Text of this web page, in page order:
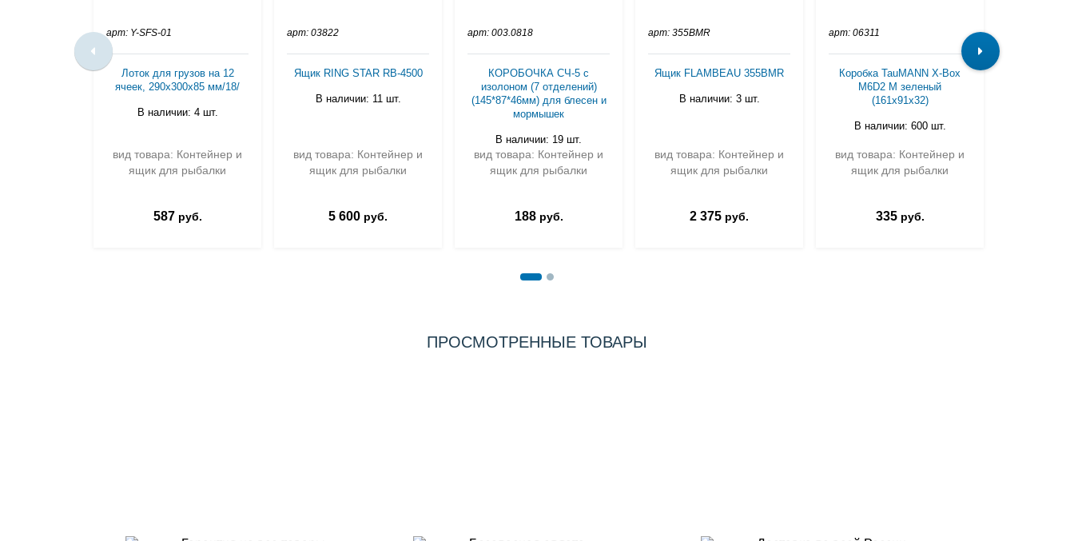
арт: Y-SFS-01
Лоток для грузов на 12
ячеек, 290х300х85 мм/18/
В наличии: 4 шт.
вид товара: Контейнер и
ящик для рыбалки
587руб.
арт: 03822
Ящик RING STAR RB-4500
В наличии: 11 шт.
вид товара: Контейнер и
ящик для рыбалки
5 600 руб.
арт: 003.0818
КОРОБОЧКА СЧ-5 с
изолоном (7 отделений)
(145*87*46мм) для блесен и
мормышек
В наличии: 19 шт.
вид товара: Контейнер и
ящик для рыбалки
188руб.
арт: 355BMR
Ящик FLAMBEAU 355BMR
В наличии: 3 шт.
вид товара: Контейнер и
ящик для рыбалки
2 375 руб.
арт: 06311
Коробка TauMANN X-Box
M6D2 M зеленый
(161x91x32)
В наличии: 600 шт.
вид товара: Контейнер и
ящик для рыбалки
335руб.
ПРОСМОТРЕННЫЕ ТОВАРЫ